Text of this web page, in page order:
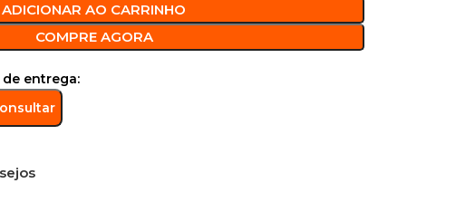
ADICIONAR AO CARRINHO
COMPRE AGORA
entrega: